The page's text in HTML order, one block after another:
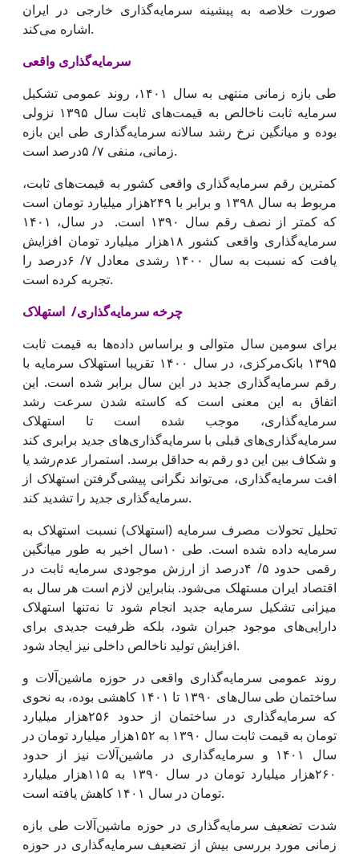
صورت خلاصه به پیشینه سرمایه‌گذاری خارجی در ایران
اشاره می‌کند.
سرمایه‌گذاری واقعی
طی بازه زمانی منتهی به سال ۱۴۰۱، روند عمومی تشکیل
سرمایه ثابت ناخالص به قیمت‌های ثابت سال ۱۳۹۵ نزولی
بوده و میانگین نرخ رشد سالانه سرمایه‌گذاری طی این بازه
زمانی، منفی ۷/ ۵‌درصد است.
کمترین رقم سرمایه‌گذاری واقعی کشور به قیمت‌های ثابت،
مربوط به سال ۱۳۹۸ و برابر با ۲۴۹‌هزار میلیارد تومان است
که کمتر از نصف رقم سال ۱۳۹۰ است. در سال، ۱۴۰۱
سرمایه‌گذاری واقعی کشور ۱۸‌هزار میلیارد تومان افزایش
یافت که نسبت به سال ۱۴۰۰ رشدی معادل ۷/ ۶درصد را
تجربه کرده است.
چرخه سرمایه‌گذاری/ استهلاک
برای سومین سال متوالی و براساس داده‌ها به قیمت ثابت
۱۳۹۵ بانک‌مرکزی، در سال ۱۴۰۰ تقریبا استهلاک سرمایه با
رقم سرمایه‌گذاری جدید در این سال برابر شده است. این
اتفاق به این معنی است که کاسته شدن سرعت رشد
سرمایه‌گذاری، موجب شده است تا استهلاک
سرمایه‌گذاری‌های قبلی با سرمایه‌گذاری‌های جدید برابری کند
و شکاف بین این دو رقم به حداقل برسد. استمرار عدم‌رشد یا
افت سرمایه‌گذاری، می‌تواند نگرانی پیشی‌گرفتن استهلاک از
سرمایه‌گذاری جدید را تشدید کند.
تحلیل تحولات مصرف سرمایه (استهلاک) نسبت استهلاک به
سرمایه داده شده است. طی ۱۰سال اخیر به طور میانگین
رقمی حدود ۵/ ۴‌درصد از ارزش موجودی سرمایه ثابت در
اقتصاد ایران مستهلک می‌شود. بنابراین لازم است هر سال به
میزانی تشکیل سرمایه جدید انجام شود تا نه‌تنها استهلاک
دارایی‌های موجود جبران شود، بلکه ظرفیت جدیدی برای
افزایش تولید ناخالص داخلی نیز ایجاد شود.
روند عمومی سرمایه‌گذاری واقعی در حوزه ماشین‌آلات و
ساختمان طی سال‌های ۱۳۹۰ تا ۱۴۰۱ کاهشی بوده، به نحوی
که سرمایه‌گذاری در ساختمان از حدود ۲۵۶‌هزار میلیارد
تومان به قیمت ثابت سال ۱۳۹۰ به ۱۵۲‌هزار میلیارد تومان در
سال ۱۴۰۱ و سرمایه‌گذاری در ماشین‌آلات نیز از حدود
۲۶۰‌هزار میلیارد تومان در سال ۱۳۹۰ به ۱۱۵‌هزار میلیارد
تومان در سال ۱۴۰۱ کاهش یافته است.
شدت تضعیف سرمایه‌گذاری در حوزه ماشین‌آلات طی بازه
زمانی مورد بررسی بیش از تضعیف سرمایه‌گذاری در حوزه